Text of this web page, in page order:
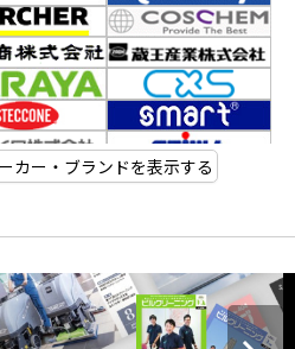
カー・ブランドを表示する